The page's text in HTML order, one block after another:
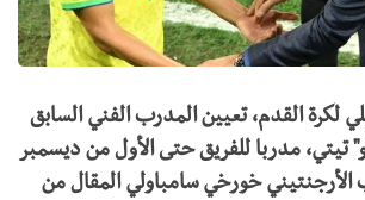
لكرة القدم، تعيين المدرب الفني السابق
تيتي، مدربا للفريق حتى الأول من ديسمبر
الأرجنتيني خورخي سامباولي المقال من